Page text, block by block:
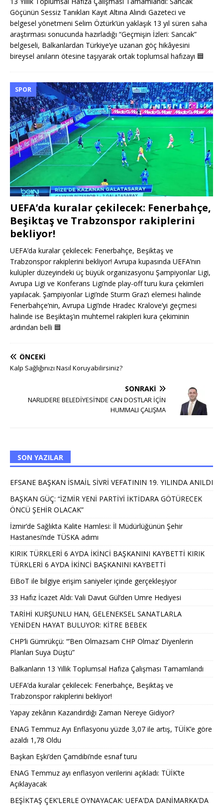
Göçünün Sessiz Tanıkları Kayıt Altına Alındı Gazeteci ve
belgesel yönetmeni Selim Öztürk’ün yaklaşık 13 yıl süren saha
araştırması sonucunda hazırladığı “Geçmişin İzleri: Sancak”
belgeseli, Balkanlardan Türkiye’ye uzanan göç hikâyesini
bireysel anıların ötesine taşıyarak ortak toplumsal hafızayı 🟦
SPOR
UEFA’da kuralar çekilecek: Fenerbahçe,
Beşiktaş ve Trabzonspor rakiplerini
bekliyor!
UEFA’da kuralar çekilecek: Fenerbahçe, Beşiktaş ve
Trabzonspor rakiplerini bekliyor! Avrupa kupasında UEFA’nın
kulüpler düzeyindeki üç büyük organizasyonu Şampiyonlar Ligi,
Avrupa Ligi ve Konferans Ligi’nde play-off turu kura çekimleri
yapılacak. Şampiyonlar Ligi’nde Sturm Graz’ı elemesi halinde
Fenerbahçe’nin, Avrupa Ligi’nde Hradec Kralove’yi geçmesi
halinde ise Beşiktaş’ın muhtemel rakipleri kura çekiminin
ardından belli 🟦
ÖNCEKI
Kalp Sağlığınızı Nasıl Koruyabilirsiniz?
SONRAKI
NARLIDERE BELEDİYESİ’NDE CAN DOSTLAR İÇİN
HUMMALI ÇALIŞMA
SON YAZILAR
EFSANE BAŞKAN İSMAİL SİVRİ VEFATININ 19. YILINDA ANILDI
BAŞKAN GÜÇ: “İZMİR YENİ PARTİYİ İKTİDARA GÖTÜRECEK
ÖNCÜ ŞEHİR OLACAK”
İzmir’de Sağlıkta Kalite Hamlesi: İl Müdürlüğünün Şehir
Hastanesi’nde TÜSKA adımı
KIRIK TÜRKLERİ 6 AYDA İKİNCİ BAŞKANINI KAYBETTİ KIRIK
TÜRKLERİ 6 AYDA İKİNCİ BAŞKANINI KAYBETTİ
EiBoT ile bilgiye erişim saniyeler içinde gerçekleşiyor
33 Hafız İcazet Aldı: Vali Davut Gül’den Umre Hediyesi
TARİHİ KURŞUNLU HAN, GELENEKSEL SANATLARLA
YENİDEN HAYAT BULUYOR: KİTRE BEBEK
CHP’li Gümrükçü: “’Ben Olmazsam CHP Olmaz’ Diyenlerin
Planları Suya Düştü”
Balkanların 13 Yıllık Toplumsal Hafıza Çalışması Tamamlandı
UEFA’da kuralar çekilecek: Fenerbahçe, Beşiktaş ve
Trabzonspor rakiplerini bekliyor!
Yapay zekânın Kazandırdığı Zaman Nereye Gidiyor?
ENAG Temmuz Ayı Enflasyonu yüzde 3,07 ile artış, TÜİK’e göre
azaldı 1,78 Oldu
Başkan Eşki’den Çamdibi’nde esnaf turu
ENAG Temmuz ayı enflasyon verilerini açıkladı: TÜİK’te
Açıklayacak
BEŞİKTAŞ ÇEK’LERLE OYNAYACAK: UEFA’DA DANİMARKA’DA